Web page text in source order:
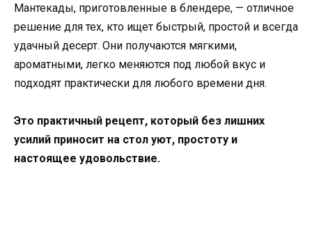
Мантекады, приготовленные в блендере, — отличное
решение для тех, кто ищет быстрый, простой и всегда
удачный десерт. Они получаются мягкими,
ароматными, легко меняются под любой вкус и
подходят практически для любого времени дня.
Это практичный рецепт, который без лишних
усилий приносит на стол уют, простоту и
настоящее удовольствие.